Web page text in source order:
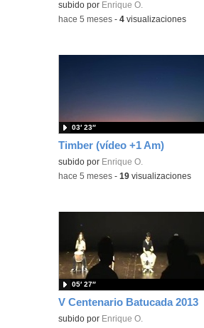
Contenido educativo.
subido por Enrique O.
-hace 5 meses -4 visualizaciones
Timber (vídeo +1 Am)
Contenido educativo.
subido por Enrique O.
03′ 23″
-hace 5 meses -19 visualizaciones
V Centenario Batucada 2013
Contenido educativo.
subido por Enrique O.
05′ 27″